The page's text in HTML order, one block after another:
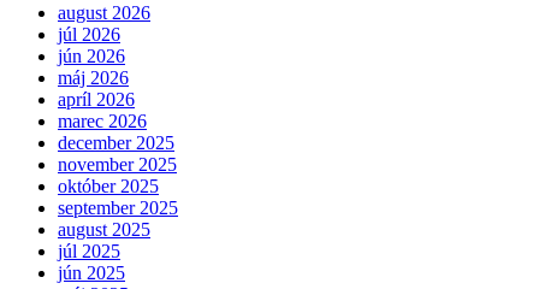
august 2026
júl 2026
jún 2026
máj 2026
apríl 2026
marec 2026
december 2025
november 2025
október 2025
september 2025
august 2025
júl 2025
jún 2025